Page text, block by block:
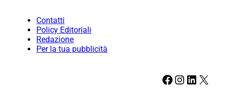
Contatti
Policy Editoriali
Redazione
Per la tua pubblicità
Facebook Instagram LinkedIn X